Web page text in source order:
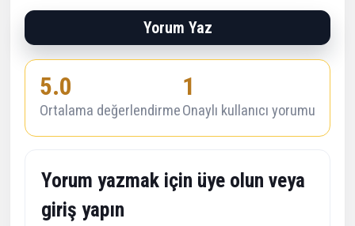
Yorum Yaz
5.0
Ortalama değerlendirme
1
Onaylı kullanıcı yorumu
Yorum yazmak için üye olun veya
giriş yapın